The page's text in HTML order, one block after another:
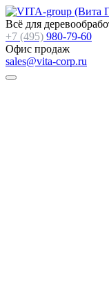
Всё для
+7 (495) 980-79-60
Офис продаж
sales@vita-corp.ru